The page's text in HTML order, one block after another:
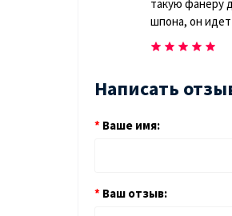
такую фанеру
шпона, он
Написать
Ваше имя:
Ваш отзыв: